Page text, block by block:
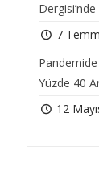
Dergisi’nde
7
Pandemide
Yüzde 40
12